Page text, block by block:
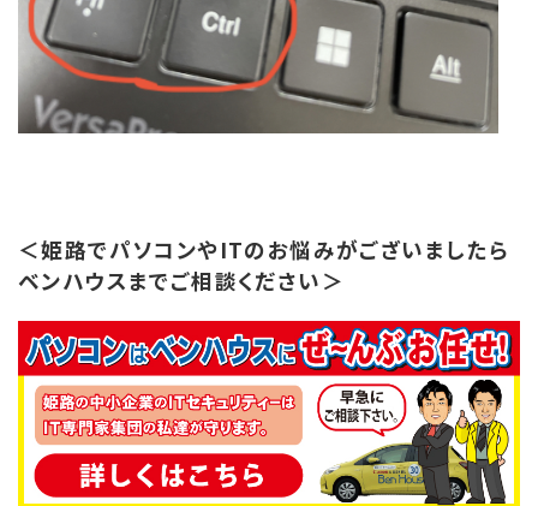
＜姫路でパソコンやITのお悩みがございましたら
ベンハウスまでご相談ください＞